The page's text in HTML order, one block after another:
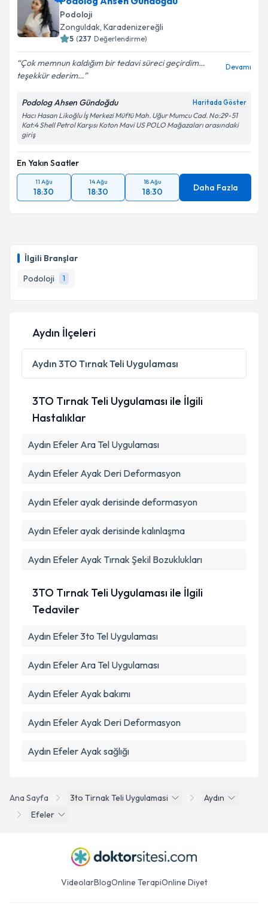
İlgili Branşlar
Podoloji
1
Podoloji
Zonguldak, Karadenizereğli
5 (237 Değerlendirme)
Çok memnun kaldığım bir tedavi süreci geçirdim…
teşekkür ederim…
Devamı
Podolog Ahsen Gündoğdu Haritada Göster
Hacı Hasan Likoğlu İş Merkezi Müftü Mah. Uğur Mumcu Cad. No:29-51
Kat:4 Shell Petrol Karşısı Koton Mavi US POLO Mağazaları arasındaki
giriş
En Yakın Saatler
11 Ağu
18:30
14 Ağu
18:30
18 Ağu
18:30 Daha Fazla
Ana Sayfa 3to Tirnak Teli Uygulamasi
Aydın
Efeler
Aydın İlçeleri
Aydın 3TO Tırnak Teli Uygulaması
3TO Tırnak Teli Uygulaması ile İlgili
Hastalıklar
Aydın Efeler Ara Tel Uygulaması
Aydın Efeler Ayak Deri Deformasyon
Aydın Efeler ayak derisinde deformasyon
Aydın Efeler ayak derisinde kalınlaşma
Aydın Efeler Ayak Tırnak Şekil Bozuklukları
3TO Tırnak Teli Uygulaması ile İlgili
Tedaviler
Aydın Efeler 3to Tel Uygulaması
Aydın Efeler Ara Tel Uygulaması
Aydın Efeler Ayak bakımı
Aydın Efeler Ayak Deri Deformasyon
Aydın Efeler Ayak sağlığı
VideolarBlogOnline TerapiOnline Diyet